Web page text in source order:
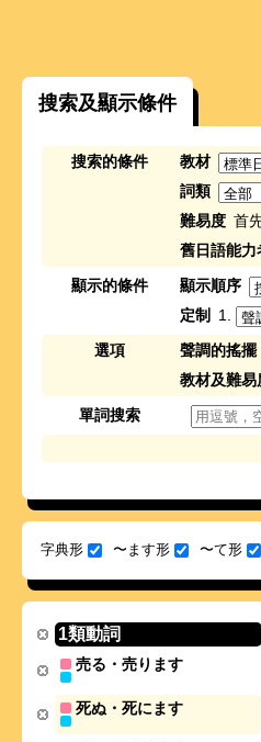
搜索及顯示條件
搜索的條件 教材
詞類
難易度 首
舊日語能力
顯示的條件
顯示順序
定制
1.
選項
聲調的搖擺
教材及難易
單詞搜索
字典形 〜ます形 〜て形
1類動詞
売る・売ります
死ぬ・死にます